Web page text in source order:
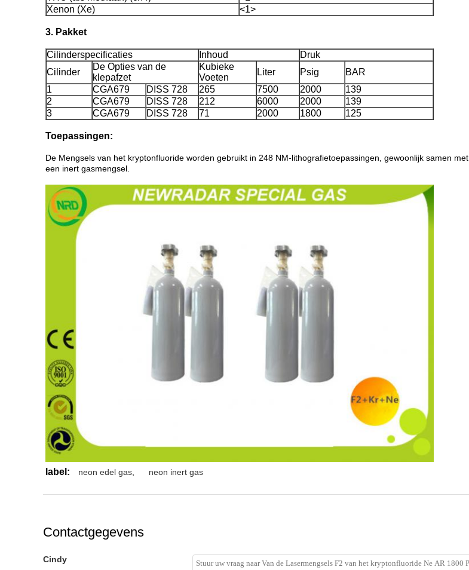
Xenon (Xe)
<1>
3. Pakket
Cilinderspecificaties Inhoud
Druk
Cilinder
De Opties van de
klepafzet
Kubieke
Voeten
Liter Psig
BAR
1
CGA679 DISS 728 265 7500 2000
139
2
CGA679 DISS 728 212 6000 2000
139
3
CGA679 DISS 728 71 2000 1800 125
Toepassingen:
De Mengsels van het kryptonfluoride worden gebruikt in 248 NM-lithografietoepassingen, gewoonlijk samen met
een inert gasmengsel.
label: neon edel gas neon inert gas
Contactgegevens
Cindy